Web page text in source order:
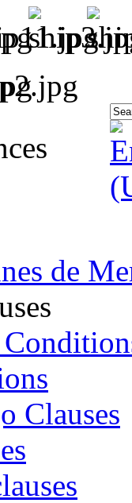
de
Clauses